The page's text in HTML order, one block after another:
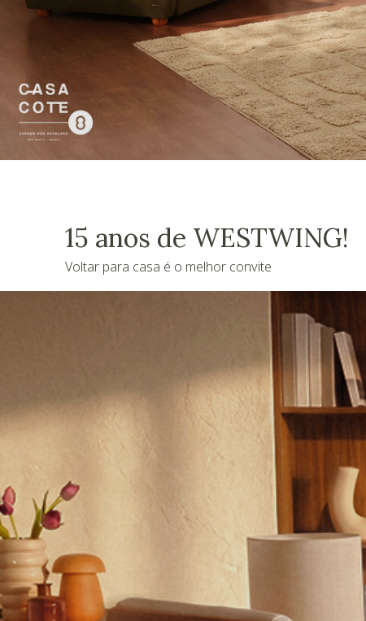
15 anos de WESTWING!
Voltar para casa é o melhor convite